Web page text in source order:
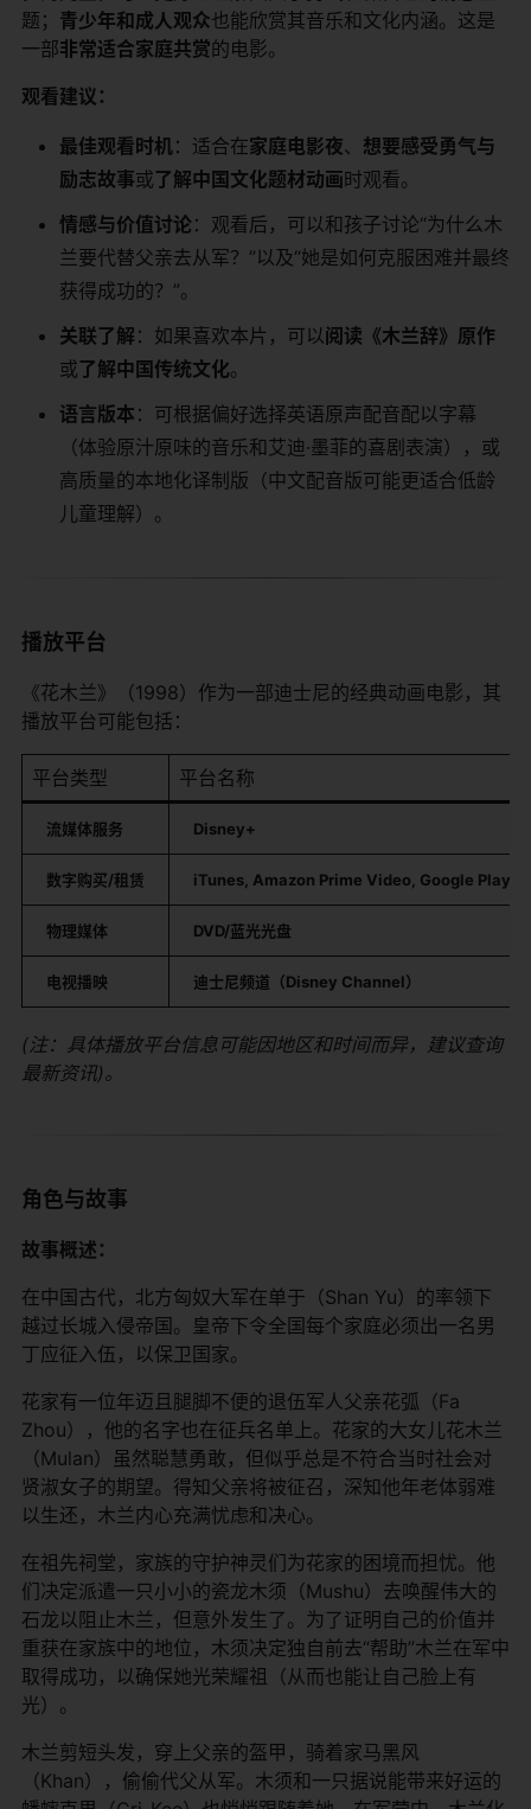
题；​ ​青少年和成人观众​​也能欣赏其音乐和文化内涵。这是
一部​​非常适合家庭共赏​​的电影。
​观看建议：​
​最佳观看时机​​：适合在​​家庭电影夜​​、​ ​想要感受勇气与
励志故事​​或​​了解中国文化题材动画​​时观看。
​情感与价值讨论​ ​：观看后，可以和孩子讨论“为什么木
兰要代替父亲去从军？”以及“她是如何克服困难并最终
获得成功的？”。
​关联了解​ ​：如果喜欢本片，可以​​阅读《木兰辞》原作​
或​​了解中国传统文化​​。
​语言版本​ ​：可根据偏好选择英语原声配音配以字幕
（体验原汁原味的音乐和艾迪·墨菲的喜剧表演），或
高质量的本地化译制版（中文配音版可能更适合低龄
儿童理解）。
播放平台
《花木兰》（1998）作为一部迪士尼的经典动画电影，其
播放平台可能包括：
平台类型 平台名称
​流媒体服务​ ​Disney+​
​数字购买/租赁​ ​iTunes, Amazon Prime Video, Google Play,
​物理媒体​ ​DVD/蓝光光盘​
​电视播映​ ​迪士尼频道（Disney Channel）​
(注：具体播放平台信息可能因地区和时间而异，建议查询
最新资讯)。
角色与故事
​故事概述：​
在中国古代，北方匈奴大军在单于（Shan Yu）的率领下
越过长城入侵帝国。皇帝下令全国每个家庭必须出一名男
丁应征入伍，以保卫国家。
花家有一位年迈且腿脚不便的退伍军人父亲花弧（Fa
Zhou），他的名字也在征兵名单上。花家的大女儿花木兰
（Mulan）虽然聪慧勇敢，但似乎总是不符合当时社会对
贤淑女子的期望。得知父亲将被征召，深知他年老体弱难
以生还，木兰内心充满忧虑和决心。
在祖先祠堂，家族的守护神灵们为花家的困境而担忧。他
们决定派遣一只小小的瓷龙木须（Mushu）去唤醒伟大的
石龙以阻止木兰，但意外发生了。为了证明自己的价值并
重获在家族中的地位，木须决定独自前去“帮助”木兰在军中
取得成功，以确保她光荣耀祖（从而也能让自己脸上有
光）。
木兰剪短头发，穿上父亲的盔甲，骑着家马黑风
（Khan），偷偷代父从军。木须和一只据说能带来好运的